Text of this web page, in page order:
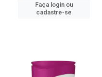
Faça login ou
cadastre-se